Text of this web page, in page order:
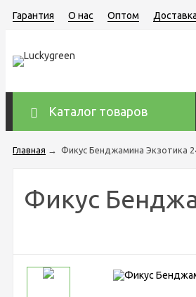
Гарантия О нас Оптом Доставка
Каталог товаров
Главная → Фикус Бенджамина Экзотика
Фикус